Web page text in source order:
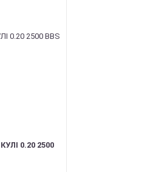
0.20 2500